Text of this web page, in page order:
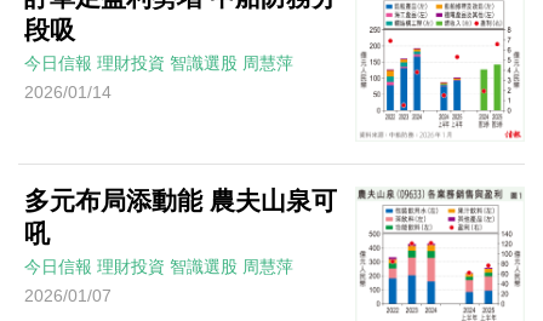
段吸
今日信報 理財投資 智識選股 周慧萍
2026/01/14
多元布局添動能 農夫山泉可
吼
今日信報 理財投資 智識選股 周慧萍
2026/01/07